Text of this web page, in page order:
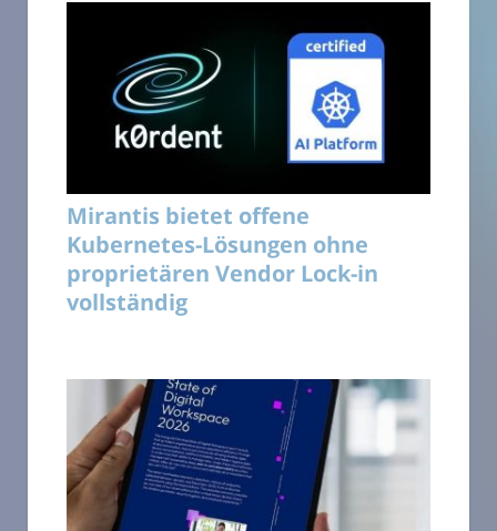
Mirantis bietet offene
Kubernetes-Lösungen ohne
proprietären Vendor Lock-in
vollständig